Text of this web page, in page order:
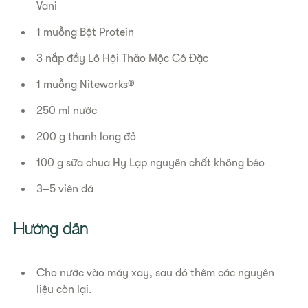
Vani
1 muỗng Bột Protein
3 nắp đầy Lô Hội Thảo Mộc Cô Đặc
1 muỗng Niteworks®
250 ml nước
200 g thanh long đỏ
100 g sữa chua Hy Lạp nguyên chất không béo
3–5 viên đá
Hướng dẫn
Cho nước vào máy xay, sau đó thêm các nguyên
liệu còn lại.